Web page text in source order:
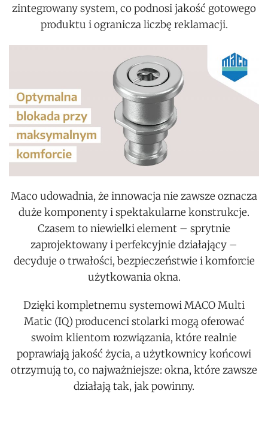
zintegrowany system, co podnosi jakość gotowego
produktu i ogranicza liczbę reklamacji.
Maco udowadnia, że innowacja nie zawsze oznacza
duże komponenty i spektakularne konstrukcje.
Czasem to niewielki element – sprytnie
zaprojektowany i perfekcyjnie działający –
decyduje o trwałości, bezpieczeństwie i komforcie
użytkowania okna.
Dzięki kompletnemu systemowi MACO Multi
Matic (IQ) producenci stolarki mogą oferować
swoim klientom rozwiązania, które realnie
poprawiają jakość życia, a użytkownicy końcowi
otrzymują to, co najważniejsze: okna, które zawsze
działają tak, jak powinny.